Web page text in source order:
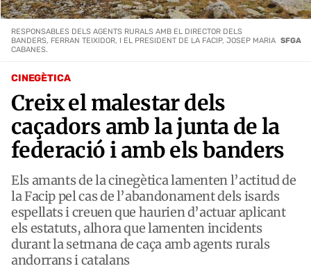
CINEGÈTICA
Creix el malestar dels
caçadors amb la junta de la
federació i amb els banders
Els amants de la cinegètica lamenten l’actitud de
la Facip pel cas de l’abandonament dels isards
espellats i creuen que haurien d’actuar aplicant
els estatuts, alhora que lamenten incidents
durant la setmana de caça amb agents rurals
andorrans i catalans
RESPONSABLES DELS AGENTS RURALS AMB EL DIRECTOR DELS
BANDERS, FERRAN TEIXIDOR, I EL PRESIDENT DE LA FACIP, JOSEP MARIA
CABANES.
SFGA